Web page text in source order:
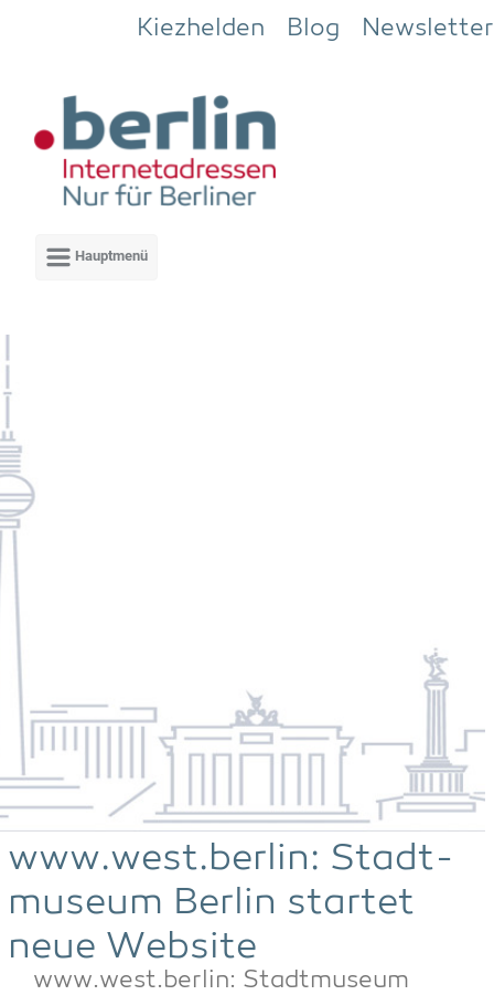
Zum Hauptinhalt springen
Kiezhelden Blog Newsletter
www.west.berlin: Stadt­
mu­se­um Ber­lin star­tet
neue Website
www.west.berlin: Stadt­mu­se­um